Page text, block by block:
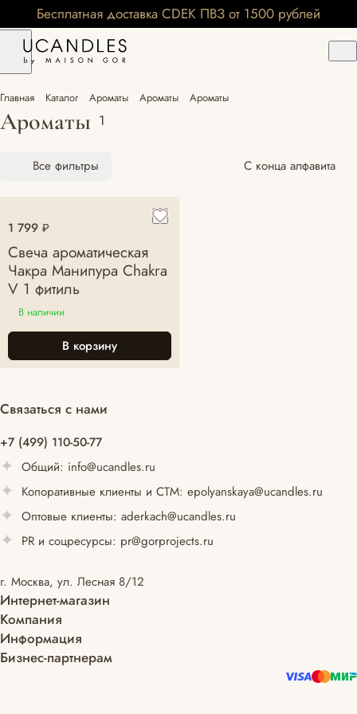
Бесплатная доставка CDEK ПВЗ от 1500 рублей
Главная Каталог Ароматы Ароматы Ароматы
Ароматы 1
Все фильтры С конца алфавита
1 799 ₽
Свеча ароматическая
Чакра Манипура Chakra
V 1 фитиль
В наличии
В корзину
Связаться с нами
+7 (499) 110-50-77
Общий: info@ucandles.ru
Копоративные клиенты и СТМ: epolyanskaya@ucandles.ru
Оптовые клиенты: aderkach@ucandles.ru
PR и соцресурсы: pr@gorprojects.ru
г. Москва, ул. Лесная 8/12
Интернет-магазин
Компания
Информация
Бизнес-партнерам